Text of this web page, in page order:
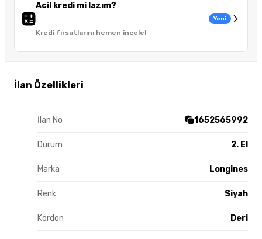
Acil kredi mi lazım?
Kredi fırsatlarını hemen incele!
Yeni
İlan Özellikleri
İlan No 1652565992
Durum 2. El
Marka Longines
Renk Siyah
Kordon Deri